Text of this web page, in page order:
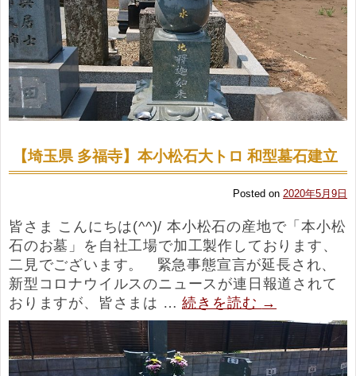
【埼玉県 多福寺】本小松石大トロ 和型墓石建立
Posted on 2020年5月9日
皆さま こんにちは(^^)/ 本小松石の産地で「本小松
石のお墓」を自社工場で加工製作しております、
二見でございます。 緊急事態宣言が延長され、
新型コロナウイルスのニュースが連日報道されて
おりますが、皆さまは …続きを読む →